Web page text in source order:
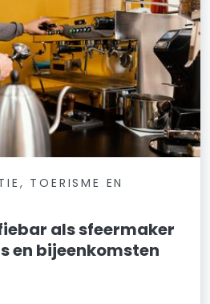
TOERISME EN
als sfeermaker
en bijeenkomsten